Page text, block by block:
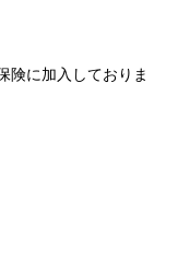
険に加入しておりま